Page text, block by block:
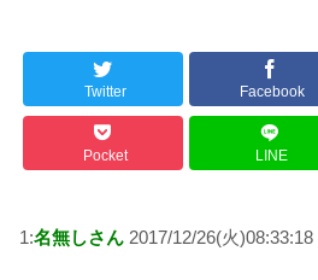
Twitter Facebook
Pocket LINE
1:名無しさん 2017/12/26(火)08:33:18